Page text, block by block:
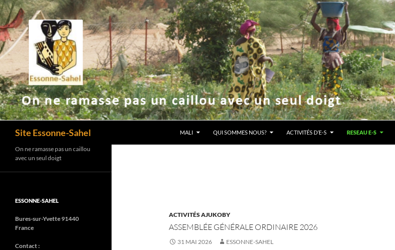
Site Essonne-Sahel
MALI
QUI SOMMES NOUS? ACTIVITÉS D’E-S RESEAU E-S
ACTIVITÉS AJUKOBY
ASSEMBLÉE GÉNÉRALE ORDINAIRE 2026
31 MAI 2026 ESSONNE-SAHEL
On ne ramasse pas un caillou
avec un seul doigt
ESSONNE-SAHEL
Bures-sur-Yvette 91440
France
Contact :